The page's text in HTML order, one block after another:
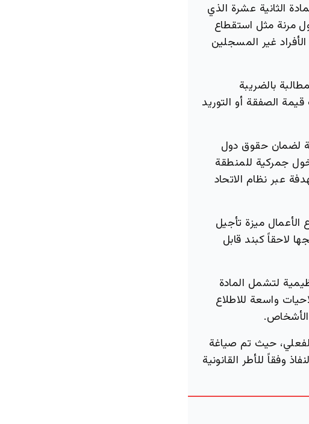
الثانية عشرة الذي
مرنة مثل استقطاع
غير المسجلين
بالضريبة
الصفقة أو التوريد
لضمان حقوق دول
جمركية للمنطقة
عبر نظام الاتحاد
الأعمال ميزة تأجيل
لاحقاً كبند قابل
لتشمل المادة
واسعة للاطلاع
الأشخاص.
حيث تم صياغة
وفقاً للأطر القانونية